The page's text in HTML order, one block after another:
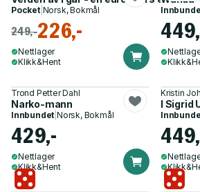
Pocket| Norsk, Bokmål
249,-226,-
Nettlager
Klikk&Hent
Trond Petter Dahl
Narko-mann
Innbundet |Norsk, Bokmål
429,-
Nettlager
Klikk&Hent
Kristin
I Sigrid